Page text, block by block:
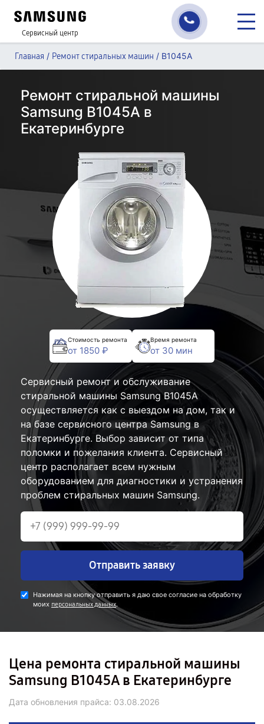
Сервисный центр
Главная / Ремонт стиральных машин / B1045A
Ремонт стиральной машины
Samsung B1045A в
Екатеринбурге
Стоимость ремонта
от 1850 ₽
Время ремонта
от 30 мин
Сервисный ремонт и обслуживание
стиральной машины Samsung B1045A
осуществляется как с выездом на дом, так и
на базе сервисного центра Samsung в
Екатеринбурге. Выбор зависит от типа
поломки и пожелания клиента. Сервисный
центр располагает всем нужным
оборудованием для диагностики и устранения
проблем стиральных машин Samsung.
Отправить заявку
Нажимая на кнопку отправить я даю свое согласие на обработку
моих персональных данных.
Цена ремонта стиральной машины
Samsung B1045A в Екатеринбурге
Дата обновления прайса: 03.08.2026